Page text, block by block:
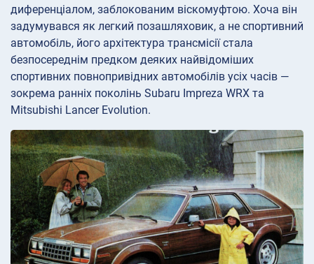
диференціалом, заблокованим віскомуфтою. Хоча він
задумувався як легкий позашляховик, а не спортивний
автомобіль, його архітектура трансмісії стала
безпосереднім предком деяких найвідоміших
спортивних повнопривідних автомобілів усіх часів —
зокрема ранніх поколінь Subaru Impreza WRX та
Mitsubishi Lancer Evolution.